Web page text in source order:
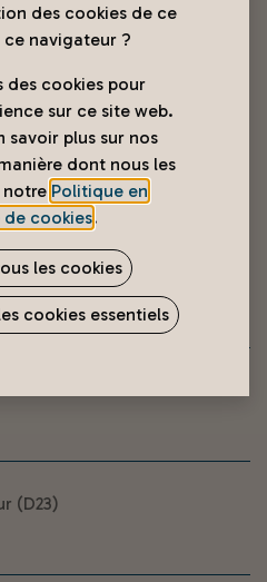
(D23)
des cookies de ce
ce navigateur ?
des cookies pour
sur ce site web.
savoir plus sur nos
dont nous les
notre Politique en
de cookies.
les cookies
cookies essentiels